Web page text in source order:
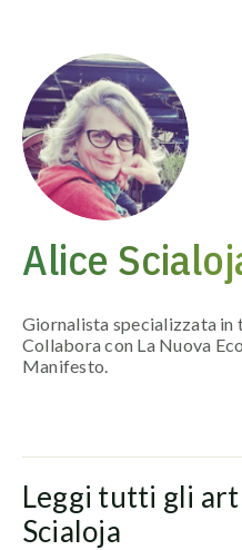
contenuto
Alice
Giornalista specializzata in
Collabora con La Nuova
Manifesto.
Leggi tutti gli
Scialoja